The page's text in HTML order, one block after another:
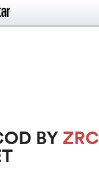
BY ZRC